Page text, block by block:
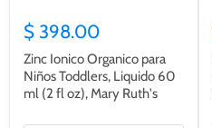
$ 398.00
Zinc Ionico Organico para
Niños Toddlers, Liquido 60
ml (2 fl oz), Mary Ruth's